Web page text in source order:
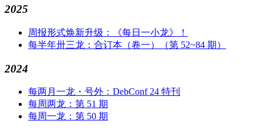
2025
周报形式焕新升级：《每日一小龙》！
每半年卅三龙：合订本（卷一）（第 52~84 期）
2024
每两月一龙・号外：DebConf 24 特刊
每周两龙：第 51 期
每周一龙：第 50 期